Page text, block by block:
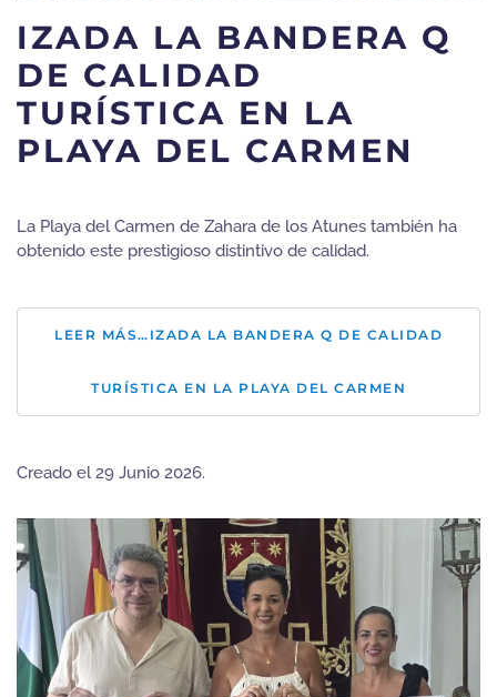
IZADA LA BANDERA Q
DE CALIDAD
TURÍSTICA EN LA
PLAYA DEL CARMEN
La Playa del Carmen de Zahara de los Atunes también ha
obtenido este prestigioso distintivo de calidad.
LEER MÁS…IZADA LA BANDERA Q DE CALIDAD
TURÍSTICA EN LA PLAYA DEL CARMEN
Creado el 29 Junio 2026.